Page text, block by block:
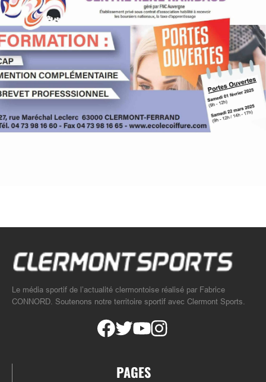
Le média sportif de l’actualité clermontoise réalisé par Fabrice
CONNORD. Soutenons notre territoire sportif avec Clermont Sports.
PAGES